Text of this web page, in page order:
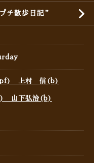
チ散歩日記”
(pf) 上村 信(b)
山下弘治(b)